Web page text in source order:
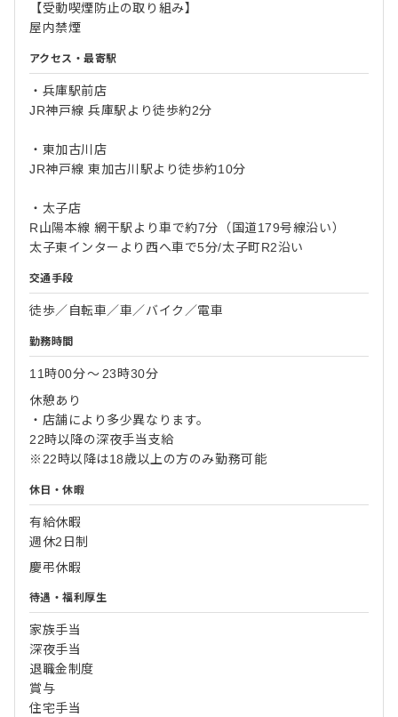
【受動喫煙防止の取り組み】
屋内禁煙
アクセス・最寄駅
・兵庫駅前店
JR神戸線 兵庫駅より徒歩約2分
・東加古川店
JR神戸線 東加古川駅より徒歩約10分
・太子店
R山陽本線 網干駅より車で約7分（国道179号線沿い）
太子東インターより西へ車で5分/太子町R2沿い
交通手段
徒歩／自転車／車／バイク／電車
勤務時間
11時00分〜23時30分
休憩あり
・店舗により多少異なります。
22時以降の深夜手当支給
※22時以降は18歳以上の方のみ勤務可能
休日・休暇
有給休暇
週休2日制
慶弔休暇
待遇・福利厚生
家族手当
深夜手当
退職金制度
賞与
住宅手当